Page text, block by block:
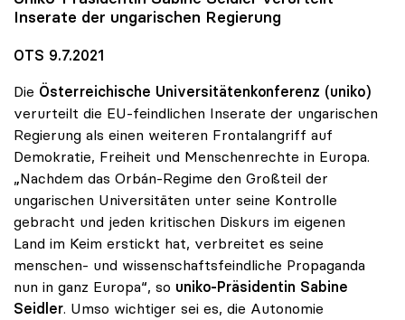
Inserate der ungarischen Regierung
OTS 9.7.2021
Die Österreichische Universitätenkonferenz (uniko)
verurteilt die EU-feindlichen Inserate der ungarischen
Regierung als einen weiteren Frontalangriff auf
Demokratie, Freiheit und Menschenrechte in Europa.
„Nachdem das Orbán-Regime den Großteil der
ungarischen Universitäten unter seine Kontrolle
gebracht und jeden kritischen Diskurs im eigenen
Land im Keim erstickt hat, verbreitet es seine
menschen- und wissenschaftsfeindliche Propaganda
nun in ganz Europa“, so uniko-Präsidentin Sabine
Seidler. Umso wichtiger sei es, die Autonomie